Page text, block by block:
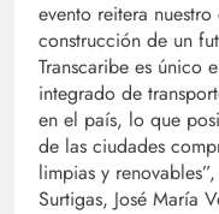
evento reitera
construcción de un
Transcaribe es único
integrado de
en el país, lo que
de las ciudades
limpias y
Surtigas, José María